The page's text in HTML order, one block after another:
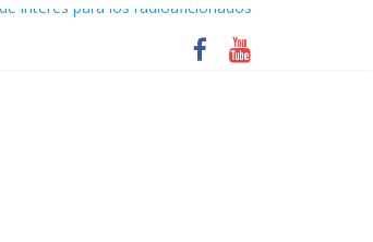
interés para los radioaficionados